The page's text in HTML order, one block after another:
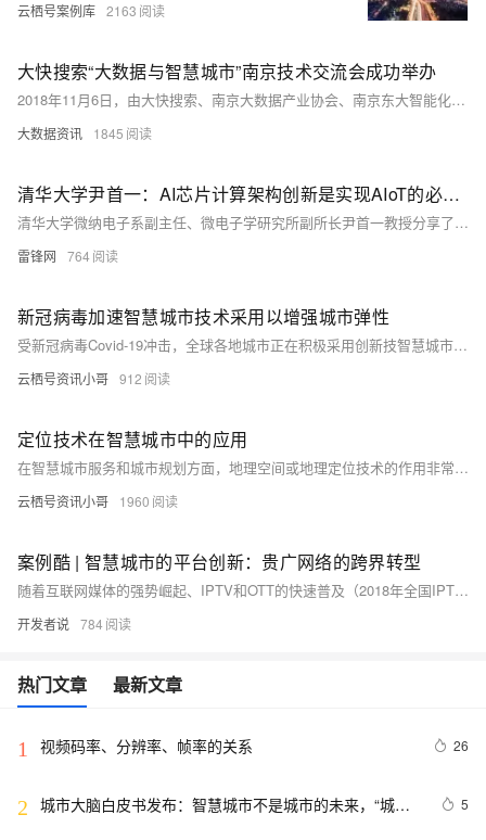
云栖号案例库 2163
大快搜索“大数据与智慧城市”南京技术交流会成功举办
2018年11月6日，由大快搜索、南京大数据产业协会、南京东大智能化系统有限公司共同组织筹备的“大数据与智慧城市”南京技术交流会圆满结束。大快搜索常务副总李海鹏、大快搜索CTO王鑫义、大快搜索应用研究院院长高林、东大智能智慧城市事业部总经理凌霄汉、东大智能技术总监李玉峰等行业专家出席了会议。
大数据资讯 1845
清华大学尹首一：AI芯片计算架构创新是实现AIoT的必然途径 | AIoT+智慧城市峰会
清华大学微纳电子系副主任、微电子学研究所副所长尹首一教授分享了他对AI算法如何在物联网设备上实现AI功能的看法以及超高能效AI芯片的最新进展。
雷锋网 764
新冠病毒加速智慧城市技术采用以增强城市弹性
受新冠病毒Covid-19冲击，全球各地城市正在积极采用创新技智慧城市技术适应新现实的挑战。
云栖号资讯小哥 912
定位技术在智慧城市中的应用
在智慧城市服务和城市规划方面，地理空间或地理定位技术的作用非常重要。每个智慧城市解决方案本质上都基于地理位置数据。事实上，大多数新一代技术，如人工智能和物联网，只有与定位技术同步运行，才能达到预期效果。
云栖号资讯小哥 1960
案例酷 | 智慧城市的平台创新：贵广网络的跨界转型
随着互联网媒体的强势崛起、IPTV和OTT的快速普及（2018年全国IPTV用户已达1.42亿），广电行业整体陷入低迷，用户数逐年下滑，2018年我国有线电视用户总量全年减少2320万，同比降幅达到8.7%。 在全国有线电视市场持续萎缩的情况下，大部分广电网络公司将重心放在了发展家庭宽带用户上，但与运营商全国统一布局不同，广电条块分割、各省各自为政，普遍难与运营商展开直接竞争，突围转型之路并不顺利。贵广网络凭借理念和技术的优势，换道超车，成功实现了盈利模式和行业应用的突破，非常值得同行借鉴学习。
开发者说 784
热门文章 最新文章
1 视频码率、分辨率、帧率的关系 26
2 城市大脑白皮书发布：智慧城市不是城市的未来，“城市
5